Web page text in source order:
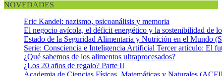
NOVEDADES
Eric Kandel: nazismo, psicoanálisis y memoria
El negocio avícola, el déficit energético y la sostenibilidad de
Estado de la Seguridad Alimentaria y Nutrición en el Mundo
Serie: Consciencia e Inteligencia Artificial Tercer artículo: El
¿Qué sabemos de los alimentos ultraprocesados?
¿Los 20 años de regalo? Parte II
Academia de Ciencias Físicas, Matemáticas y Naturales